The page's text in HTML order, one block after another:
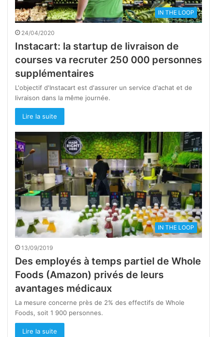
IN THE LOOP
24/04/2020
Instacart: la startup de livraison de
courses va recruter 250 000 personnes
supplémentaires
L'objectif d'Instacart est d'assurer un service d'achat et de
livraison dans la même journée.
Lire la suite
IN THE LOOP
13/09/2019
Des employés à temps partiel de Whole
Foods (Amazon) privés de leurs
avantages médicaux
La mesure concerne près de 2% des effectifs de Whole
Foods, soit 1 900 personnes.
Lire la suite